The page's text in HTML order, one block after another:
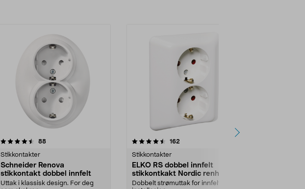
88anmeldelser
Stikkontakter
Schneider Renova
stikkontakt dobbel innfelt
Uttak i klassisk design. For deg
4.5 av 5 stjerner 162
Stikkontakter
ELKO RS dobbel innfelt
stikkontkakt Nordic renhvit
Dobbelt strømuttak for innfelt
4.5 av 5 stjerner